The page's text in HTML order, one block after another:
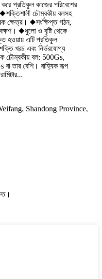
করে প্রতিকূল কাজের পরিবেশের
চৌম্বকীয় বলসহ
ক্ষেত্র। ◆সংক্ষিপ্ত গঠন,
◆ধুলো ও বৃষ্টি থেকে
হওয়ায় এটি প্রতিকূল
খরচ এবং নির্ভরযোগ্য
চৌম্বকীয় বল: 500Gs,
তার বেশি। বাহ্যিক রূপ
Shandong Province,